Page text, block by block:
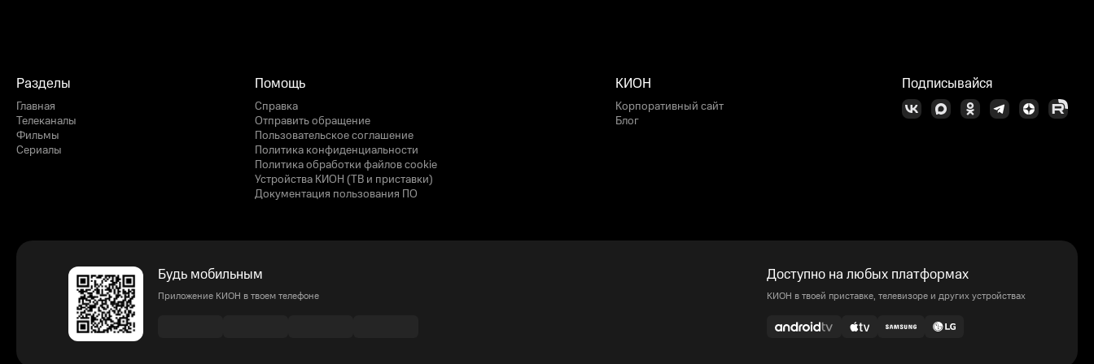
Разделы
Главная
Телеканалы
Фильмы
Сериалы
Помощь
Справка
Отправить обращение
Пользовательское соглашение
Политика конфиденциальности
Политика обработки файлов cookie
Устройства КИОН (ТВ и приставки)
Документация пользования ПО
КИОН
Корпоративный сайт
Блог
Подписывайся
Будь мобильным
Приложение КИОН в твоем телефоне
Доступно на любых платформах
КИОН в твоей приставке, телевизоре и других устройствах